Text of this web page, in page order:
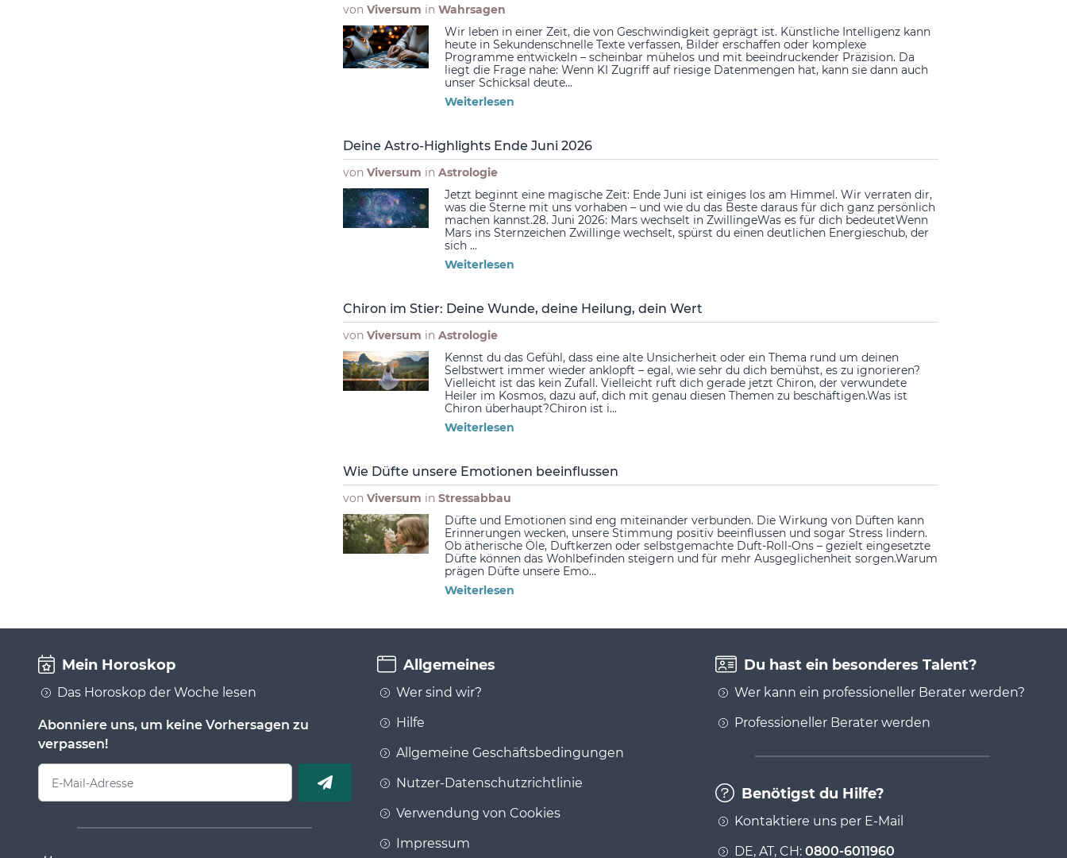
von Viversum in Wahrsagen
Wir leben in einer Zeit, die von Geschwindigkeit geprägt ist. Künstliche Intelligenz kann
heute in Sekundenschnelle Texte verfassen, Bilder erschaffen oder komplexe
Programme entwickeln – scheinbar mühelos und mit beeindruckender Präzision. Da
liegt die Frage nahe: Wenn KI Zugriff auf riesige Datenmengen hat, kann sie dann auch
unser Schicksal deute...
Weiterlesen
Deine Astro-Highlights Ende Juni 2026
von Viversum in Astrologie
Jetzt beginnt eine magische Zeit: Ende Juni ist einiges los am Himmel. Wir verraten dir,
was die Sterne mit uns vorhaben – und wie du das Beste daraus für dich ganz persönlich
machen kannst.28. Juni 2026: Mars wechselt in ZwillingeWas es für dich bedeutetWenn
Mars ins Sternzeichen Zwillinge wechselt, spürst du einen deutlichen Energieschub, der
sich ...
Weiterlesen
Chiron im Stier: Deine Wunde, deine Heilung, dein Wert
von Viversum in Astrologie
Kennst du das Gefühl, dass eine alte Unsicherheit oder ein Thema rund um deinen
Selbstwert immer wieder anklopft – egal, wie sehr du dich bemühst, es zu ignorieren?
Vielleicht ist das kein Zufall. Vielleicht ruft dich gerade jetzt Chiron, der verwundete
Heiler im Kosmos, dazu auf, dich mit genau diesen Themen zu beschäftigen.Was ist
Chiron überhaupt?Chiron ist i...
Weiterlesen
Wie Düfte unsere Emotionen beeinflussen
von Viversum in Stressabbau
Düfte und Emotionen sind eng miteinander verbunden. Die Wirkung von Düften kann
Erinnerungen wecken, unsere Stimmung positiv beeinflussen und sogar Stress lindern.
Ob ätherische Öle, Duftkerzen oder selbstgemachte Duft-Roll-Ons – gezielt eingesetzte
Düfte können das Wohlbefinden steigern und für mehr Ausgeglichenheit sorgen.Warum
prägen Düfte unsere Emo...
Weiterlesen
Mein Horoskop
Das Horoskop der Woche lesen
Abonniere uns, um keine Vorhersagen zu
verpassen!
E-Mail-Adresse
Allgemeines
Wer sind wir?
Hilfe
Allgemeine Geschäftsbedingungen
Nutzer-Datenschutzrichtlinie
Verwendung von Cookies
Impressum
Du hast ein besonderes Talent?
Wer kann ein professioneller Berater werden?
Professioneller Berater werden
Benötigst du Hilfe?
Kontaktiere uns per E-Mail
DE, AT, CH:0800-6011960